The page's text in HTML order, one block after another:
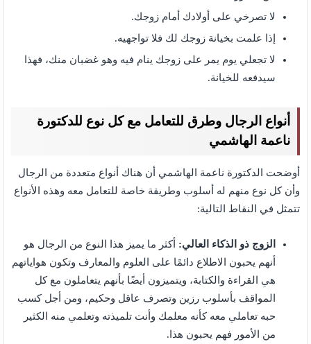
لا تصرخي على أولادك أمام زوجك.
إذا علمت بخيانة زوجك لك فلا تواجهيه.
لا تجعلي يوم يمر على زوجك ينام فيه وهو غضبان منك، فهذا
سيدفعه للخيانة.
أنواع الرجال وطرق للتعامل مع كل نوع للدكتورة
ناعمة الهاشمي
أوضحت الدكتورة ناعمة الهاشمي أن هناك أنواع متعددة من الرجال
وأن كل نوع منهم له أسلوب وطريقة خاصة للتعامل معه وهذه الأنواع
تتمثل في النقاط التالية:
الزوج ذو الذكاء العالي: أكثر ما يميز هذا النوع من الرجال هو
أنهم يحبون الاطلاع دائمًا على العلوم والمعارف وتكون هواياتهم
هي القراءة والكتابة، ويتميزون أيضًا بأنهم يتعاملون مع كل
المواقف بأسلوب رزين وتصرف عاقل وحكيم، ومن أجل كسب
حبه تعاملي معه كأنه معلمك وأنت تلميذته وتعلمي منه الكثير
من الأمور فهم يحبون هذا.